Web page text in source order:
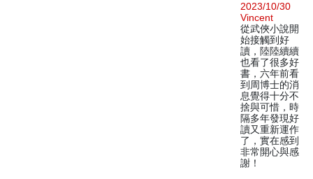
2023/10/30
Vincent
從武俠小說開
始接觸到好
讀，陸陸續續
也看了很多好
書，六年前看
到周博士的消
息覺得十分不
捨與可惜，時
隔多年發現好
讀又重新運作
了，實在感到
非常開心與感
謝！